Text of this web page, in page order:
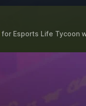
for Esports Life Tycoon